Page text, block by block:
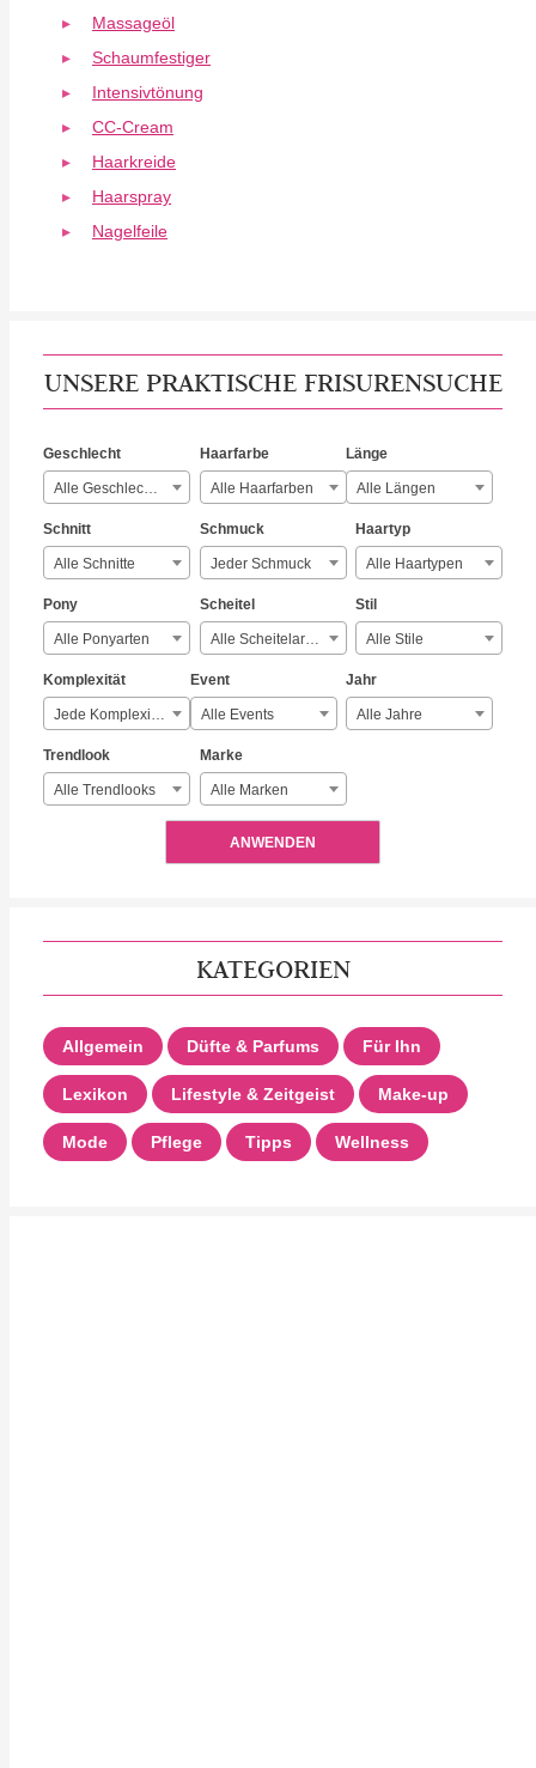
Massageöl
Schaumfestiger
Intensivtönung
CC-Cream
Haarkreide
Haarspray
Nagelfeile
UNSERE PRAKTISCHE FRISURENSUCHE
Geschlecht
Alle Geschlechter
Haarfarbe
Alle Haarfarben
Länge
Alle Längen
Schnitt
Alle Schnitte
Schmuck
Jeder Schmuck
Haartyp
Alle Haartypen
Pony
Alle Ponyarten
Scheitel
Alle Scheitelarten
Stil
Alle Stile
Komplexität
Jede Komplexität
Event
Alle Events
Jahr
Alle Jahre
Trendlook
Alle Trendlooks
Marke
Alle Marken
ANWENDEN
KATEGORIEN
Allgemein Düfte & Parfums Für Ihn
Lexikon Lifestyle & Zeitgeist Make-up
Mode Pflege Tipps Wellness